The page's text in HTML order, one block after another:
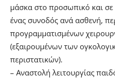
μάσκα στο προσωπικό και σε
ένας συνοδός ανά ασθενή,
προγραμματισμένων
(εξαιρουμένων των
περιστατικών).
– Αναστολή λειτουργίας